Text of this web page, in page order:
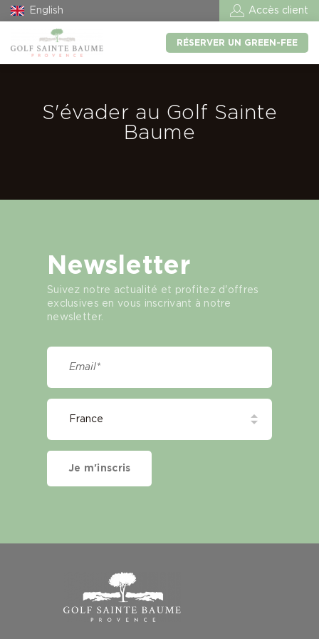
English Accès client
RÉSERVER UN GREEN-FEE
S'évader au Golf Sainte
Baume
Newsletter
Suivez notre actualité et profitez d'offres
exclusives en vous inscrivant à notre
newsletter.
Je m'inscris